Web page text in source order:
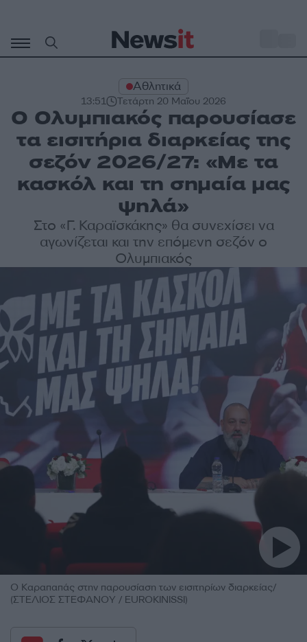
περιεχόμενο
Αθλητικά
13:51 Τετάρτη 20 Μαΐου 2026
Ο Ολυμπιακός παρουσίασε
τα εισιτήρια διαρκείας της
σεζόν 2026/27: «Με τα
κασκόλ και τη σημαία μας
ψηλά»
Στο «Γ. Καραϊσκάκης» θα συνεχίσει να
αγωνίζεται και την επόμενη σεζόν ο
Ολυμπιακός
Ο Καραπαπάς στην παρουσίαση των εισιτηρίων διαρκείας/
(ΣΤΕΛΙΟΣ ΣΤΕΦΑΝΟΥ / EUROKINISSI)